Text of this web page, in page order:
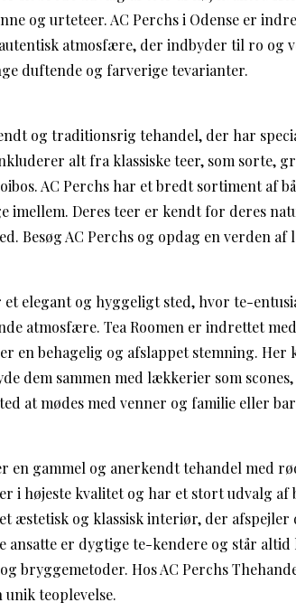
og urteteer. AC Perchs i Odense er
atmosfære, der indbyder til ro og
duftende og farverige tevarianter.
og traditionsrig tehandel, der har
alt fra klassiske teer, som sorte,
AC Perchs har et bredt sortiment af
imellem. Deres teer er kendt for deres
Besøg AC Perchs og opdag en verden
et elegant og hyggeligt sted, hvor te-
atmosfære. Tea Roomen er indrettet
en behagelig og afslappet stemning.
dem sammen med lækkerier som
at mødes med venner og familie eller
en gammel og anerkendt tehandel med
i højeste kvalitet og har et stort udvalg af
æstetisk og klassisk interiør, der afspejler
ansatte er dygtige te-kendere og står
bryggemetoder. Hos AC Perchs
unik teoplevelse.